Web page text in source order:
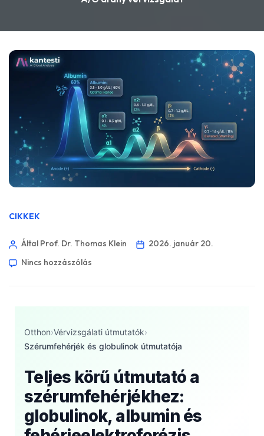
CIKKEK
Által Prof. Dr. Thomas Klein
2026. január 20.
Nincs hozzászólás
Otthon›Vérvizsgálati útmutatók›
Szérumfehérjék és globulinok útmutatója
Teljes körű útmutató a
szérumfehérjékhez:
globulinok, albumin és